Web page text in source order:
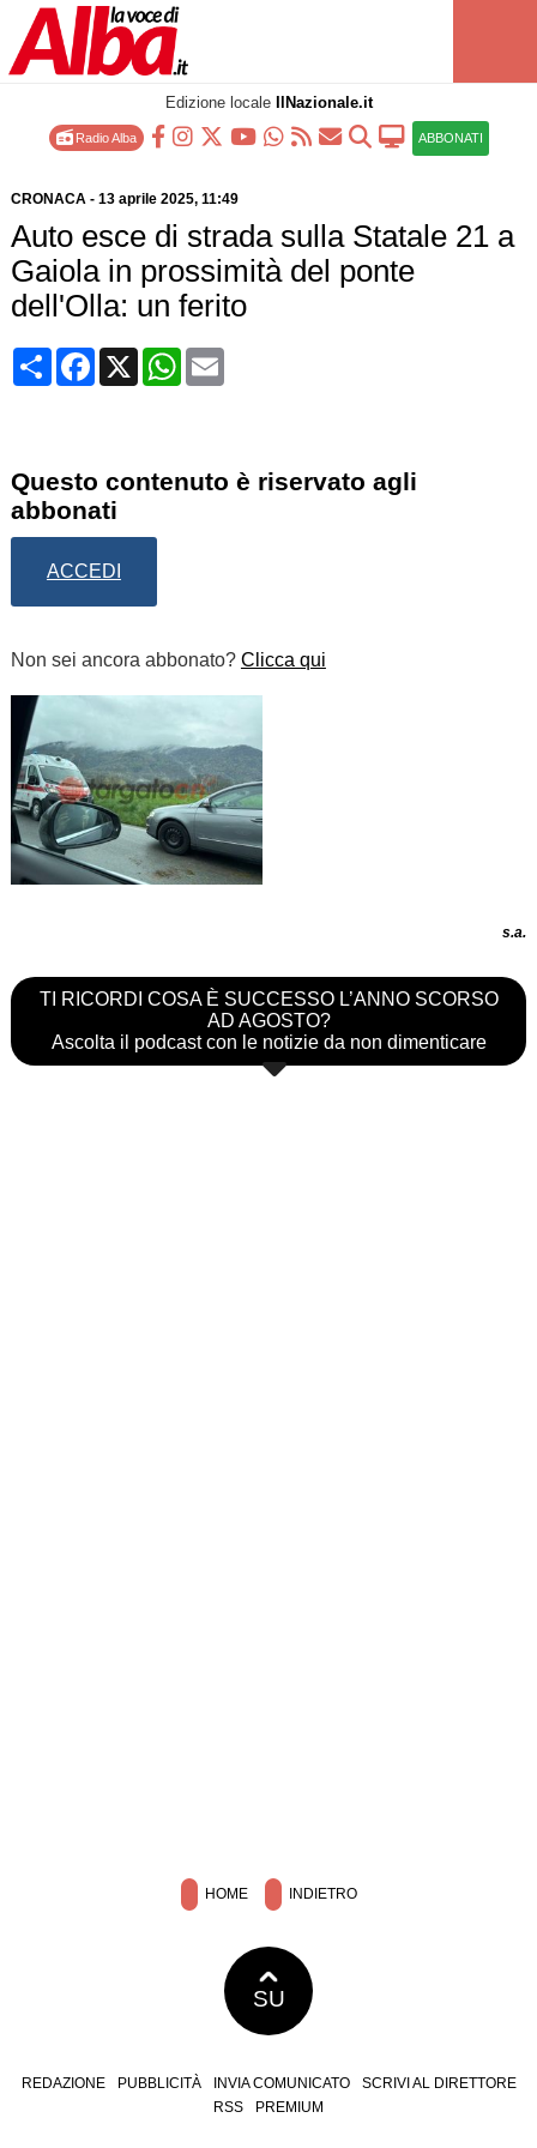
Edizione locale IlNazionale.it
Radio Alba ABBONATI
CRONACA- 13 aprile 2025, 11:49
Auto esce di strada sulla Statale 21 a
Gaiola in prossimità del ponte
dell'Olla: un ferito
CondividiFacebook
X WhatsApp
Email
Questo contenuto è riservato agli
abbonati
ACCEDI
Non sei ancora abbonato? Clicca qui
s.a.
TI RICORDI COSA È SUCCESSO L’ANNO SCORSO
AD AGOSTO?
Ascolta il podcast con le notizie da non dimenticare
HOME INDIETRO
SU
REDAZIONE PUBBLICITÀ INVIA COMUNICATO
SCRIVI AL DIRETTORE
RSS
PREMIUM